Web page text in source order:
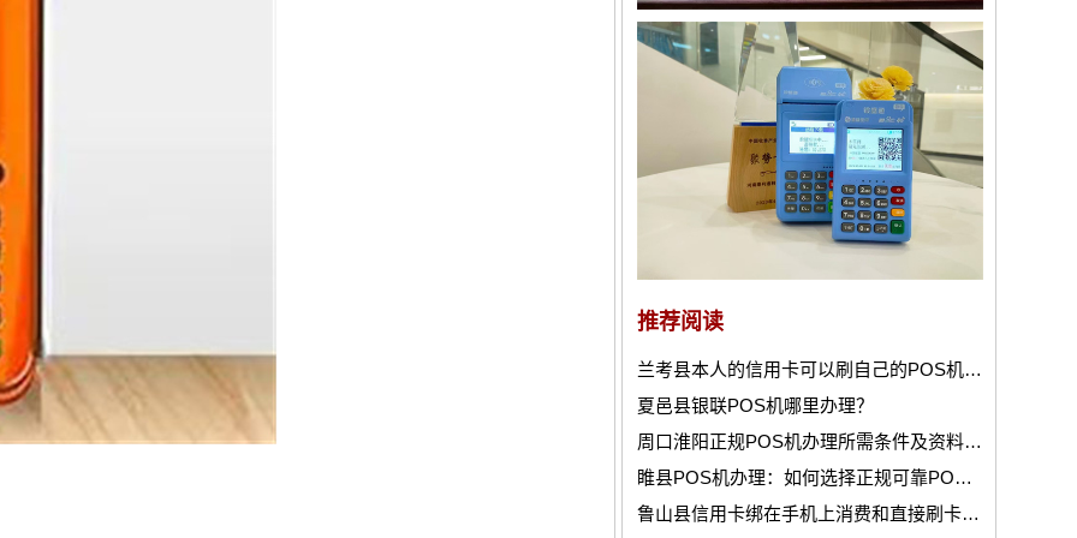
推荐阅读
兰考县本人的信用卡可以刷自己的POS机吗？
夏邑县银联POS机哪里办理？
周口淮阳正规POS机办理所需条件及资料说明！
睢县POS机办理：如何选择正规可靠POS机公司？
鲁山县信用卡绑在手机上消费和直接刷卡有什么区别？